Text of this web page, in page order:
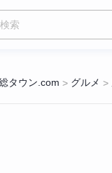
タウン.com > グルメ >